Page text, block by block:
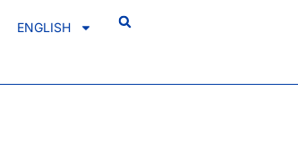
ENGLISH